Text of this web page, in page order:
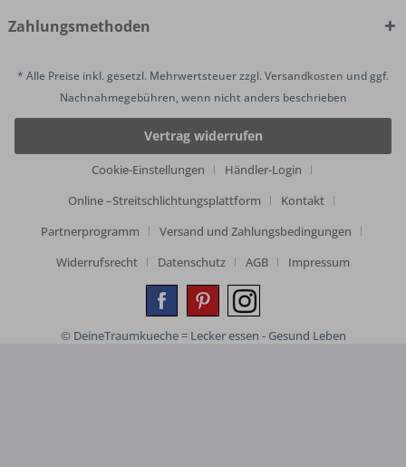
Zahlungsmethoden
* Alle Preise inkl. gesetzl. Mehrwertsteuer zzgl.Versandkosten und ggf.
Nachnahmegebühren, wenn nicht anders beschrieben
Vertrag widerrufen
Cookie-Einstellungen
Händler-Login
Online –Streitschlichtungsplattform
Kontakt
Partnerprogramm
Versand und Zahlungsbedingungen
Widerrufsrecht
Datenschutz AGB Impressum
© DeineTraumkueche = Lecker essen - Gesund Leben